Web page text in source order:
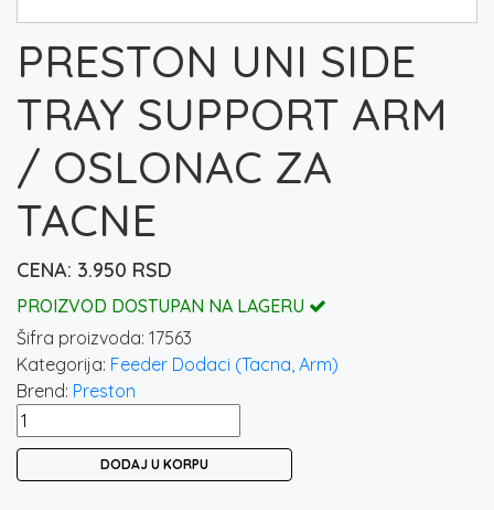
PRESTON UNI SIDE
TRAY SUPPORT ARM
/ OSLONAC ZA
TACNE
3.950 RSD
PROIZVOD DOSTUPAN NA LAGERU
Šifra proizvoda: 17563
Kategorija: Feeder Dodaci (Tacna, Arm)
Brend: Preston
PRESTON
UNI
DODAJ U KORPU